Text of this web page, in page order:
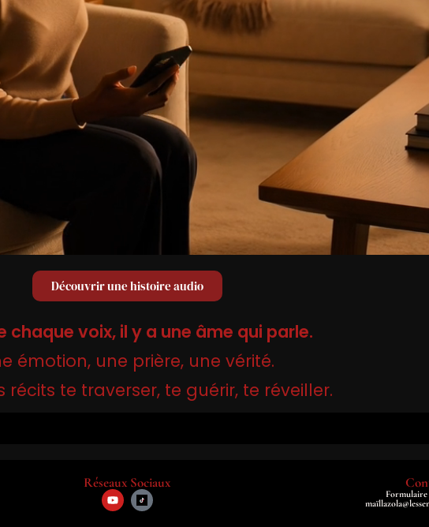
Découvrir une histoire audio
chaque voix, il y a une âme qui parle.
émotion, une prière, une vérité.
récits te traverser, te guérir, te réveiller.
Réseaux Sociaux
Formulaire